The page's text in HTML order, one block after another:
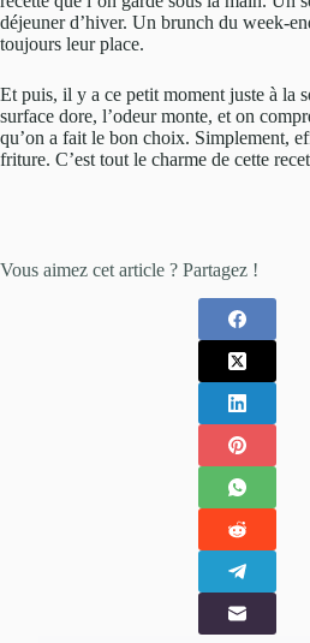
déjeuner d’hiver. Un brunch du week-
toujours leur place.
Et puis, il y a ce petit moment juste à la
surface dore, l’odeur monte, et on
qu’on a fait le bon choix. Simplement,
friture. C’est tout le charme de cette
Vous aimez cet article ? Partagez !